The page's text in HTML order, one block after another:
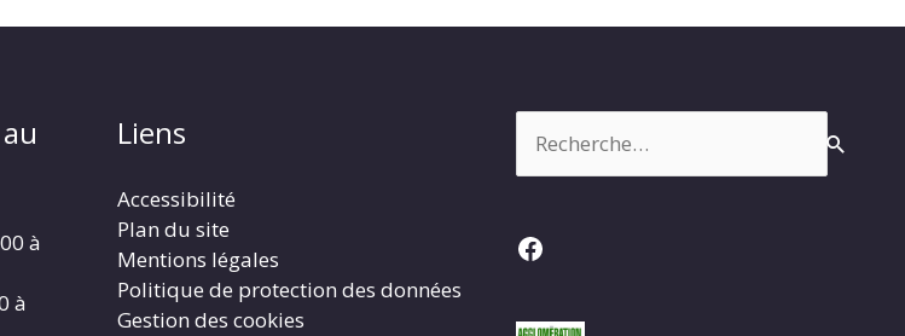
à
à
Liens
Accessibilité
Plan du site
Mentions légales
Politique de protection des données
Gestion des cookies
Facebook